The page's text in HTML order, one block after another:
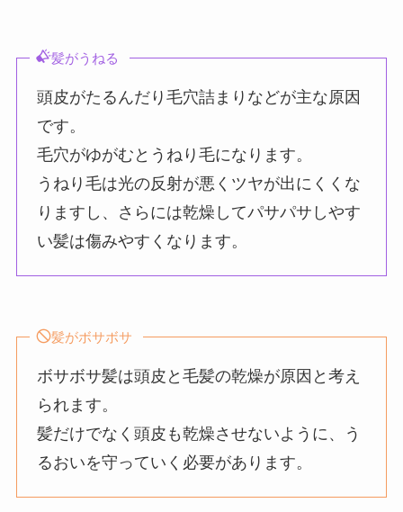
髪がうねる
頭皮がたるんだり毛穴詰まりなどが主な原因
です。
毛穴がゆがむとうねり毛になります。
うねり毛は光の反射が悪くツヤが出にくくな
りますし、さらには乾燥してパサパサしやす
い髪は傷みやすくなります。
髪がボサボサ
ボサボサ髪は頭皮と毛髪の乾燥が原因と考え
られます。
髪だけでなく頭皮も乾燥させないように、う
るおいを守っていく必要があります。